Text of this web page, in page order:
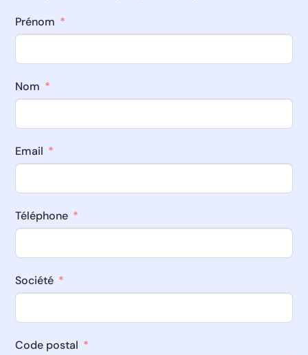
Prénom
Nom
Email
Téléphone
Société
Code postal